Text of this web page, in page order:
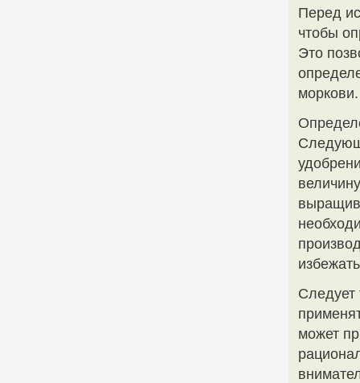
Перед
чтобы
Это
моркови.
Следует
может